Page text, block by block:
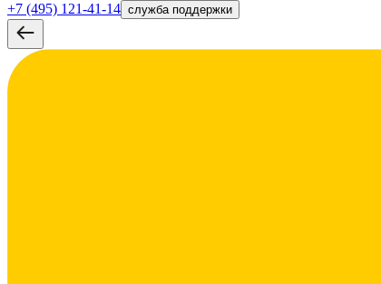
+7 (495) 121-41-14 служба поддержки